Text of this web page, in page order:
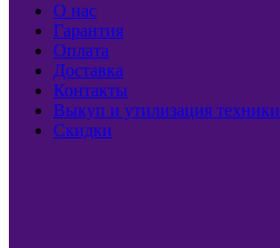
О нас
Гарантия
Оплата
Доставка
Контакты
Выкуп и утилизация техники
Скидки